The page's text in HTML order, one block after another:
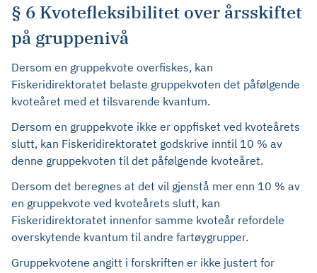
§ 6 Kvotefleksibilitet over årsskiftet
på gruppenivå
Dersom en gruppekvote overfiskes, kan
Fiskeridirektoratet belaste gruppekvoten det påfølgende
kvoteåret med et tilsvarende kvantum.
Dersom en gruppekvote ikke er oppfisket ved kvoteårets
slutt, kan Fiskeridirektoratet godskrive inntil 10 % av
denne gruppekvoten til det påfølgende kvoteåret.
Dersom det beregnes at det vil gjenstå mer enn 10 % av
en gruppekvote ved kvoteårets slutt, kan
Fiskeridirektoratet innenfor samme kvoteår refordele
overskytende kvantum til andre fartøygrupper.
Gruppekvotene angitt i forskriften er ikke justert for